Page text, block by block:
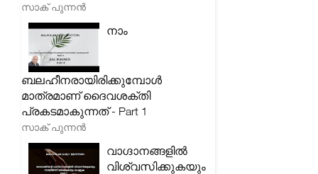
സാക് പുന്നൻ
നാം
ബലഹീനരായിരിക്കുമ്പോൾ
മാത്രമാണ് ദൈവശക്തി
പ്രകടമാകുന്നത് - Part 1
സാക് പുന്നൻ
വാഗ്ദാനങ്ങളിൽ
വിശ്വസിക്കുകയും